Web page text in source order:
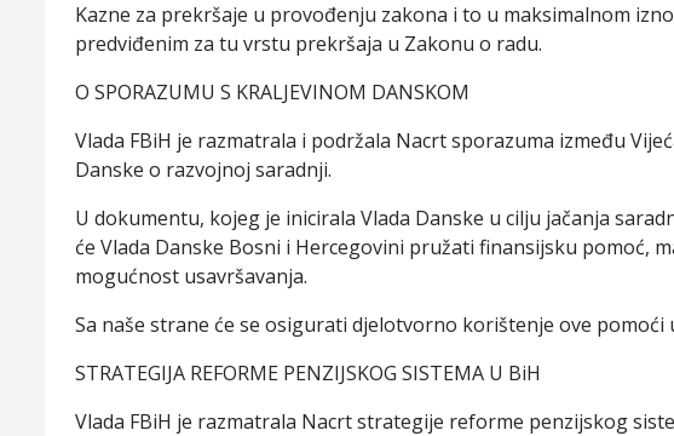
Kazne za prekršaje u provođenju zakona i to u maksimalnom
predviđenim za tu vrstu prekršaja u Zakonu o radu.
O SPORAZUMU S KRALJEVINOM DANSKOM
Vlada FBiH je razmatrala i podržala Nacrt sporazuma između
Danske o razvojnoj saradnji.
U dokumentu, kojeg je inicirala Vlada Danske u cilju jačanja
će Vlada Danske Bosni i Hercegovini pružati finansijsku pomoć,
mogućnost usavršavanja.
Sa naše strane će se osigurati djelotvorno korištenje ove pomoći
STRATEGIJA REFORME PENZIJSKOG SISTEMA U BiH
Vlada FBiH je razmatrala Nacrt strategije reforme penzijskog